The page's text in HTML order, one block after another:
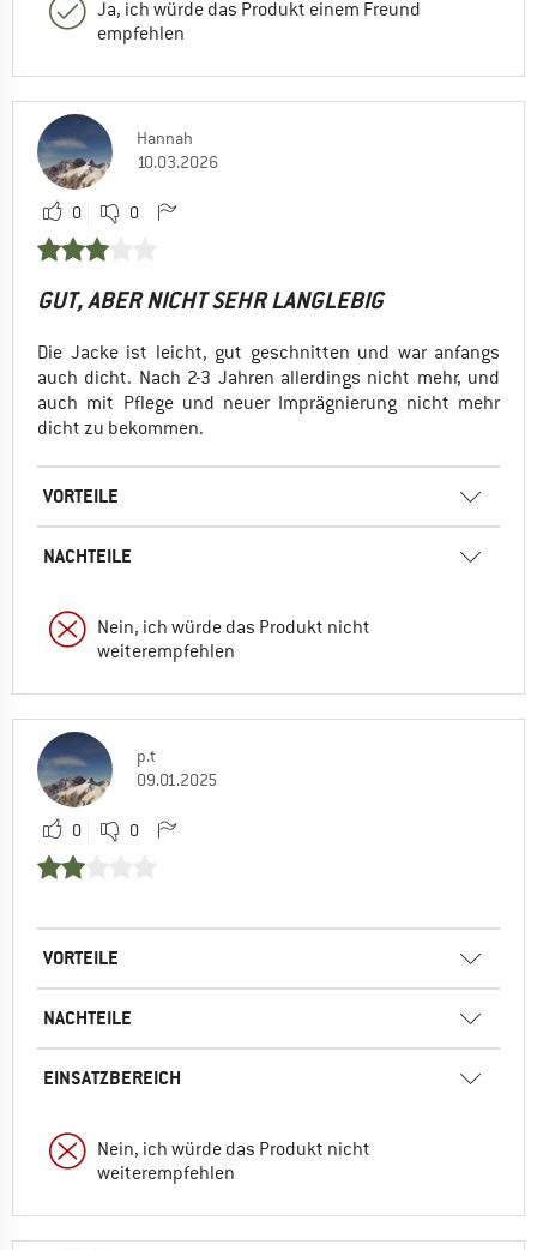
Ja, ich würde das Produkt einem Freund
empfehlen
Hannah
10.03.2026
0 0
GUT, ABER NICHT SEHR LANGLEBIG
Die Jacke ist leicht, gut geschnitten und war anfangs
auch dicht. Nach 2-3 Jahren allerdings nicht mehr, und
auch mit Pflege und neuer Imprägnierung nicht mehr
dicht zu bekommen.
VORTEILE
NACHTEILE
Nein, ich würde das Produkt nicht
weiterempfehlen
p.t
09.01.2025
0 0
VORTEILE
NACHTEILE
EINSATZBEREICH
Nein, ich würde das Produkt nicht
weiterempfehlen